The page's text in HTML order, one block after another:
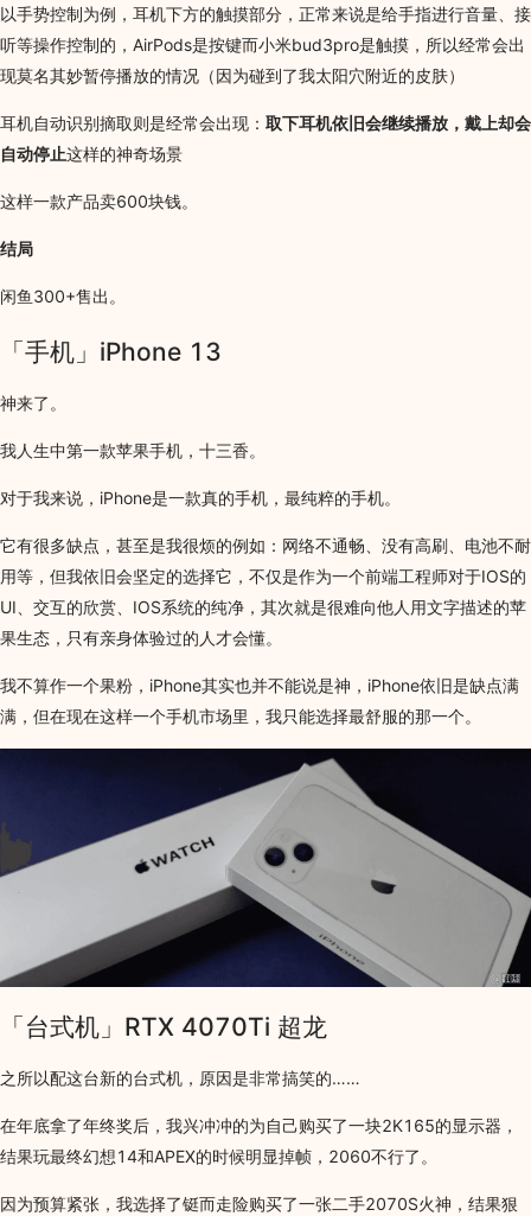
以手势控制为例，耳机下方的触摸部分，正常来说是给手指进行音量、接
听等操作控制的，AirPods是按键而小米bud3pro是触摸，所以经常会出
现莫名其妙暂停播放的情况（因为碰到了我太阳穴附近的皮肤）
耳机自动识别摘取则是经常会出现： 取下耳机依旧会继续播放，戴上却会
自动停止这样的神奇场景
这样一款产品卖600块钱。
结局
闲鱼300+售出。
「手机」iPhone 13
神来了。
我人生中第一款苹果手机，十三香。
对于我来说，iPhone是一款真的手机，最纯粹的手机。
它有很多缺点，甚至是我很烦的例如：网络不通畅、没有高刷、电池不耐
用等，但我依旧会坚定的选择它，不仅是作为一个前端工程师对于IOS的
UI、交互的欣赏、IOS系统的纯净，其次就是很难向他人用文字描述的苹
果生态，只有亲身体验过的人才会懂。
我不算作一个果粉，iPhone其实也并不能说是神，iPhone依旧是缺点满
满，但在现在这样一个手机市场里，我只能选择最舒服的那一个。
「台式机」RTX 4070Ti 超龙
之所以配这台新的台式机，原因是非常搞笑的……
在年底拿了年终奖后，我兴冲冲的为自己购买了一块2K165的显示器，
结果玩最终幻想14和APEX的时候明显掉帧，2060不行了。
因为预算紧张，我选择了铤而走险购买了一张二手2070S火神，结果狠